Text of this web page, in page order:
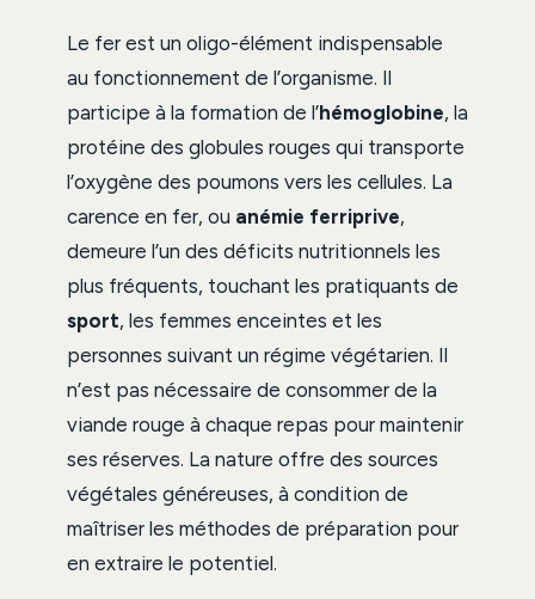
Le fer est un oligo-élément indispensable
au fonctionnement de l’organisme. Il
participe à la formation de l’hémoglobine, la
protéine des globules rouges qui transporte
l’oxygène des poumons vers les cellules. La
carence en fer, ou anémie ferriprive,
demeure l’un des déficits nutritionnels les
plus fréquents, touchant les pratiquants de
sport, les femmes enceintes et les
personnes suivant un régime végétarien. Il
n’est pas nécessaire de consommer de la
viande rouge à chaque repas pour maintenir
ses réserves. La nature offre des sources
végétales généreuses, à condition de
maîtriser les méthodes de préparation pour
en extraire le potentiel.